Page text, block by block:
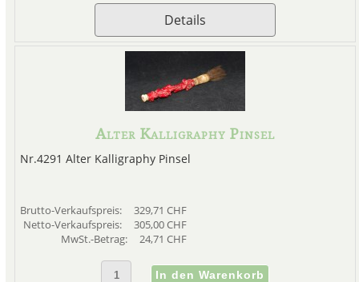
Details
Alter Kalligraphy Pinsel
Nr.4291 Alter Kalligraphy Pinsel
Brutto-Verkaufspreis:
329,71 CHF
Netto-Verkaufspreis:
305,00 CHF
MwSt.-Betrag:
24,71 CHF